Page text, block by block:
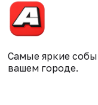
Самые яркие
вашем городе.